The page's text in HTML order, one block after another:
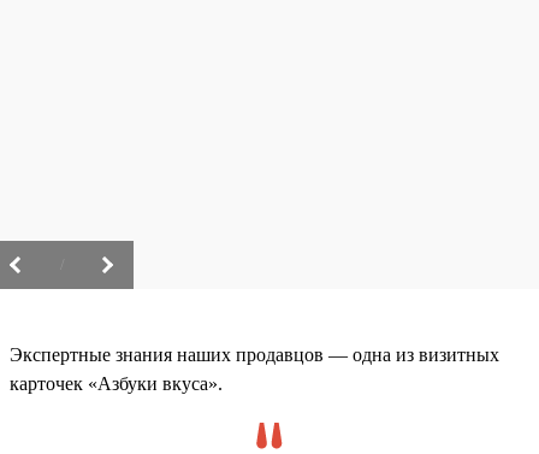
Экспертные знания наших продавцов — одна из визитных
карточек «Азбуки вкуса».